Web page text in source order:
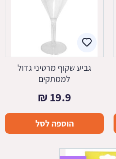
גביע שקוף מרטיני גדול
לממתקים
19.9
₪
הוספה לסל